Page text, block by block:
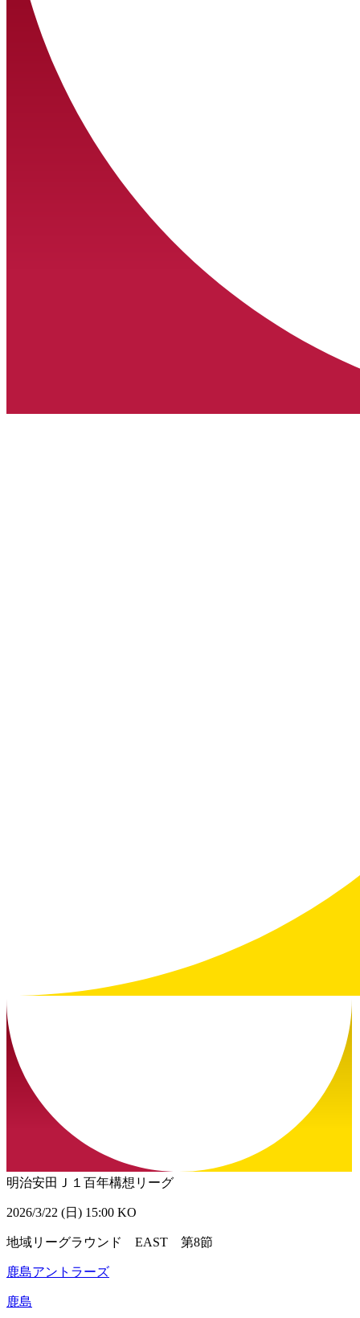
明治安田Ｊ１百年構想リーグ
2026/3/22 (日) 15:00 KO
地域リーグラウンド EAST 第8節
鹿島アントラーズ
鹿島